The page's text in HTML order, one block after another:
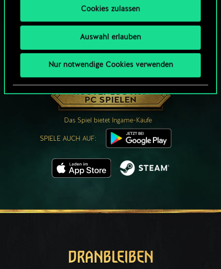
Cookies zulassen
Auswahl erlauben
Nur notwendige Cookies verwenden
WIE WÄR’S MIT EINER RUNDE GWENT?
KOSTENLOS AUF
PC SPIELEN
Das Spiel bietet Ingame-Käufe
SPIELE AUCH AUF:
DRANBLEIBEN